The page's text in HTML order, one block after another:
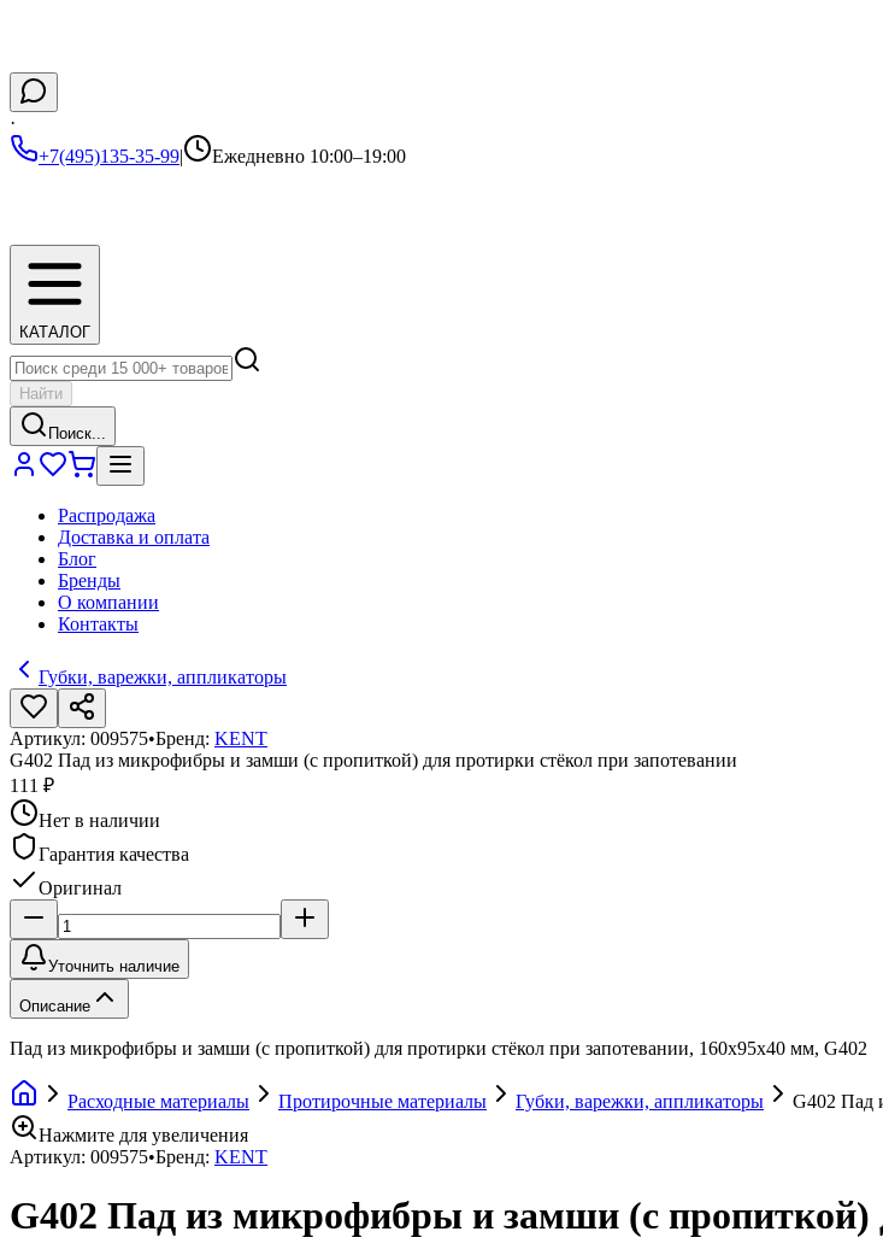
·
+7(495)135-35-99| Ежедневно 10:00–19:00
КАТАЛОГ
Найти
Поиск...
Распродажа
Доставка и оплата
Блог
Бренды
О компании
Контакты
Губки, варежки, аппликаторы
Артикул: 009575•Бренд: KENT
G402 Пад из микрофибры и замши (с пропиткой) для протирки стёкол при запотевании
111 ₽
Нет в наличии
Гарантия качества
Оригинал
Уточнить наличие
Описание
Пад из микрофибры и замши (с пропиткой) для протирки стёкол при запотевании, 160x95x40 мм, G402
Расходные материалы Протирочные материалы Губки, варежки, аппликаторы
G402 Пад
Нажмите для увеличения
Артикул: 009575•Бренд: KENT
G402 Пад из микрофибры и замши (с пропиткой)